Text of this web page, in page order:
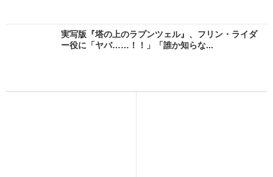
実写版『塔の上のラプンツェル』、フリン・ライダ
ー役に「ヤバ……！！」「誰か知らな...